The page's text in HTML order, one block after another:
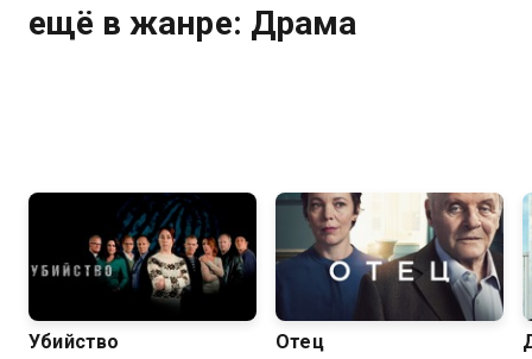
ещё в жанре: Драма
Убийство Отец